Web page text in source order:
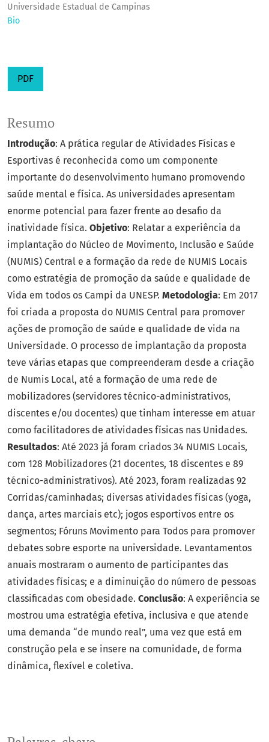
Universidade Estadual de Campinas
Bio
PDF
Resumo
Introdução: A prática regular de Atividades Físicas e
Esportivas é reconhecida como um componente
importante do desenvolvimento humano promovendo
saúde mental e física. As universidades apresentam
enorme potencial para fazer frente ao desafio da
inatividade física. Objetivo: Relatar a experiência da
implantação do Núcleo de Movimento, Inclusão e Saúde
(NUMIS) Central e a formação da rede de NUMIS Locais
como estratégia de promoção da saúde e qualidade de
Vida em todos os Campi da UNESP. Metodologia: Em 2017
foi criada a proposta do NUMIS Central para promover
ações de promoção de saúde e qualidade de vida na
Universidade. O processo de implantação da proposta
teve várias etapas que compreenderam desde a criação
de Numis Local, até a formação de uma rede de
mobilizadores (servidores técnico-administrativos,
discentes e/ou docentes) que tinham interesse em atuar
como facilitadores de atividades físicas nas Unidades.
Resultados: Até 2023 já foram criados 34 NUMIS Locais,
com 128 Mobilizadores (21 docentes, 18 discentes e 89
técnico-administrativos). Até 2023, foram realizadas 92
Corridas/caminhadas; diversas atividades físicas (yoga,
dança, artes marciais etc); jogos esportivos entre os
segmentos; Fóruns Movimento para Todos para promover
debates sobre esporte na universidade. Levantamentos
anuais mostraram o aumento de participantes das
atividades físicas; e a diminuição do número de pessoas
classificadas com obesidade. Conclusão: A experiência se
mostrou uma estratégia efetiva, inclusiva e que atende
uma demanda “de mundo real”, uma vez que está em
construção pela e se insere na comunidade, de forma
dinâmica, flexível e coletiva.